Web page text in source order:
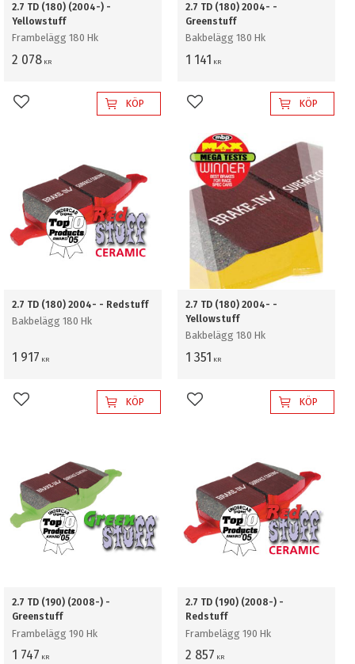
2.7 TD (180) (2004-) -
Yellowstuff
Frambelägg 180 Hk
2 078 KR
Lägg till i favoriterKÖP
2.7 TD (180) 2004- -
Greenstuff
Bakbelägg 180 Hk
1 141 KR
Lägg till i favoriterKÖP
2.7 TD (180) 2004- - Redstuff
Bakbelägg 180 Hk
1 917 KR
Lägg till i favoriterKÖP
2.7 TD (180) 2004- -
Yellowstuff
Bakbelägg 180 Hk
1 351 KR
Lägg till i favoriterKÖP
2.7 TD (190) (2008-) -
Greenstuff
Frambelägg 190 Hk
1 747 KR
2.7 TD (190) (2008-) -
Redstuff
Frambelägg 190 Hk
2 857 KR